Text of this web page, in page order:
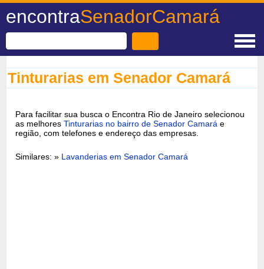
encontraSenadorCamará
Tinturarias em Senador Camará
Para facilitar sua busca o Encontra Rio de Janeiro selecionou
as melhoresTinturarias no bairro de Senador Camará e
região, com telefones e endereço das empresas.
Similares: » Lavanderias em Senador Camará